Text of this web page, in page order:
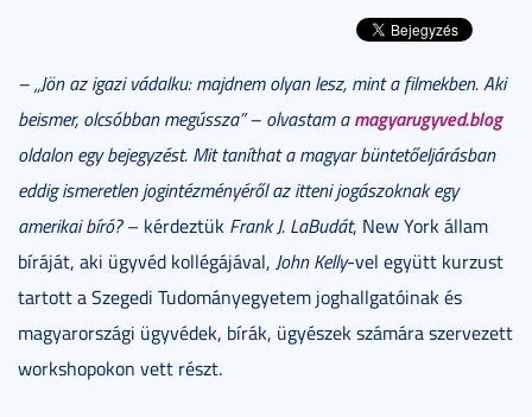
– „Jön az igazi vádalku: majdnem olyan lesz, mint a filmekben. Aki
beismer, olcsóbban megússza” – olvastam a magyarugyved.blog
oldalon egy bejegyzést. Mit taníthat a magyar büntetőeljárásban
eddig ismeretlen jogintézményéről az itteni jogászoknak egy
amerikai bíró?– kérdeztük Frank J. LaBudát, New York állam
bíráját, aki ügyvéd kollégájával, John Kelly-vel együtt kurzust
tartott a Szegedi Tudományegyetem joghallgatóinak és
magyarországi ügyvédek, bírák, ügyészek számára szervezett
workshopokon vett részt.